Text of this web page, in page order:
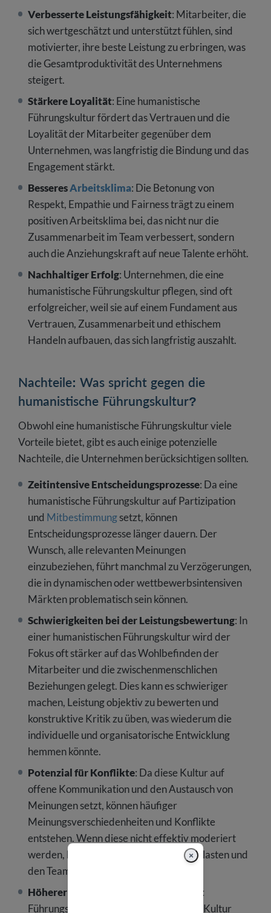
Verbesserte Leistungsfähigkeit: Mitarbeiter, die
sich wertgeschätzt und unterstützt fühlen, sind
motivierter, ihre beste Leistung zu erbringen, was
die Gesamtproduktivität des Unternehmens
steigert.
Stärkere Loyalität: Eine humanistische
Führungskultur fördert das Vertrauen und die
Loyalität der Mitarbeiter gegenüber dem
Unternehmen, was langfristig die Bindung und das
Engagement stärkt.
BesseresArbeitsklima: Die Betonung von
Respekt, Empathie und Fairness trägt zu einem
positiven Arbeitsklima bei, das nicht nur die
Zusammenarbeit im Team verbessert, sondern
auch die Anziehungskraft auf neue Talente erhöht.
Nachhaltiger Erfolg: Unternehmen, die eine
humanistische Führungskultur pflegen, sind oft
erfolgreicher, weil sie auf einem Fundament aus
Vertrauen, Zusammenarbeit und ethischem
Handeln aufbauen, das sich langfristig auszahlt.
Nachteile: Was spricht gegen die
humanistische Führungskultur?
Obwohl eine humanistische Führungskultur viele
Vorteile bietet, gibt es auch einige potenzielle
Nachteile, die Unternehmen berücksichtigen sollten.
Zeitintensive Entscheidungsprozesse: Da eine
humanistische Führungskultur auf Partizipation
und Mitbestimmungsetzt, können
Entscheidungsprozesse länger dauern. Der
Wunsch, alle relevanten Meinungen
einzubeziehen, führt manchmal zu Verzögerungen,
die in dynamischen oder wettbewerbsintensiven
Märkten problematisch sein können.
Schwierigkeiten bei der Leistungsbewertung: In
einer humanistischen Führungskultur wird der
Fokus oft stärker auf das Wohlbefinden der
Mitarbeiter und die zwischenmenschlichen
Beziehungen gelegt. Dies kann es schwieriger
machen, Leistung objektiv zu bewerten und
konstruktive Kritik zu üben, was wiederum die
individuelle und organisatorische Entwicklung
hemmen könnte.
Potenzial für Konflikte: Da diese Kultur auf
offene Kommunikation und den Austausch von
Meinungen setzt, können häufiger
Meinungsverschiedenheiten und Konflikte
entstehen. Wenn diese nicht effektiv moderiert
werden, können sie das Arbeitsklima belasten und
den Teamzusammenhalt gefährden.
Höherer Aufwand für Führungskräfte :
Führungskräfte in einer humanistischen Kultur
×